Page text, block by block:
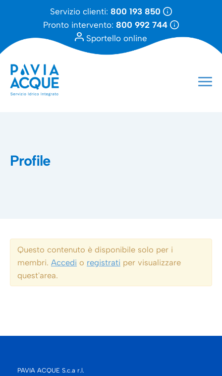
Servizio clienti: 800 193 850
Pronto intervento: 800 992 744
Sportello online
Profile
Questo contenuto è disponibile solo per i
membri. Accedi o registrati per visualizzare
quest'area.
PAVIA ACQUE S.c.a r.l.